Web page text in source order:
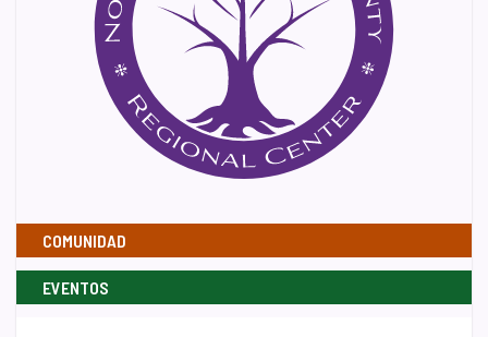
COMUNIDAD
EVENTOS